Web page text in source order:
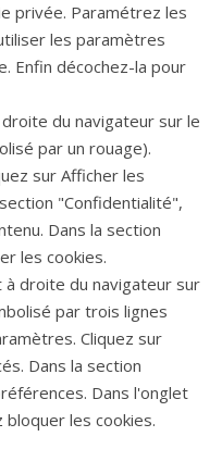
privée. Paramétrez les
les paramètres
Enfin décochez-la pour
droite du navigateur sur le
par un rouage).
sur Afficher les
"Confidentialité",
Dans la section
les cookies.
à droite du navigateur sur
par trois lignes
Cliquez sur
Dans la section
Dans l'onglet
les cookies.